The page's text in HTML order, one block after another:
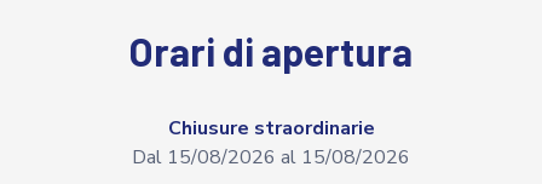
Orari di apertura
Chiusure straordinarie
Dal 15/08/2026 al 15/08/2026